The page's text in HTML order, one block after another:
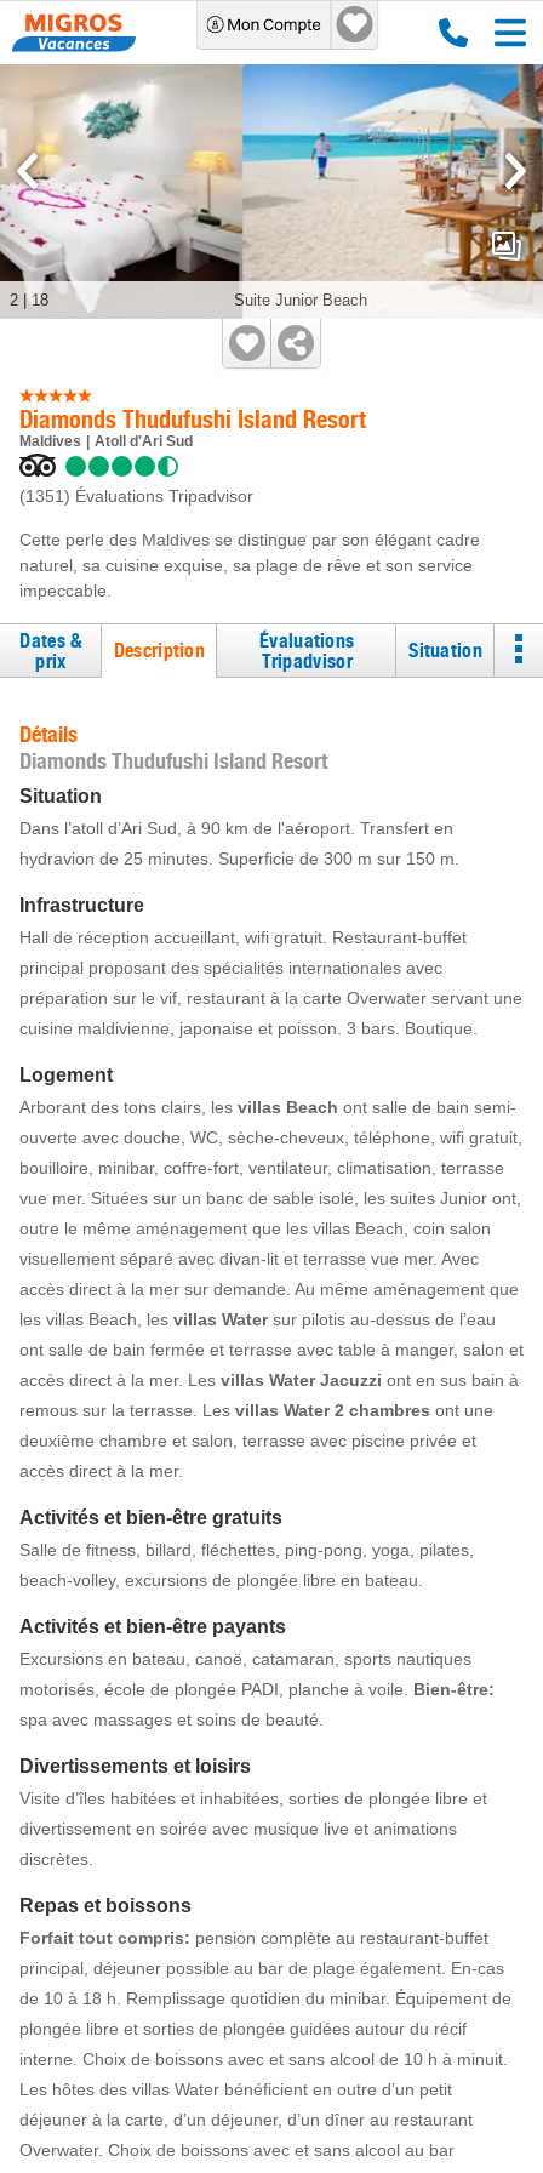
Diamonds Thudufushi Island Resort
Maldives Atoll d'Ari Sud
(1351) Évaluations Tripadvisor
Cette perle des Maldives se distingue par son élégant cadre
naturel, sa cuisine exquise, sa plage de rêve et son service
impeccable.
Suite Junior Beach
2 |18
Dates &
prix
Description
Évaluations
Tripadvisor
Situation
Détails
Diamonds Thudufushi Island Resort
Situation
Dans l’atoll d’Ari Sud, à 90 km de l'aéroport. Transfert en
hydravion de 25 minutes. Superficie de 300 m sur 150 m.
Infrastructure
Hall de réception accueillant, wifi gratuit. Restaurant-buffet
principal proposant des spécialités internationales avec
préparation sur le vif, restaurant à la carte Overwater servant une
cuisine maldivienne, japonaise et poisson. 3 bars. Boutique.
Logement
Arborant des tons clairs, les villas Beach ont salle de bain semi-
ouverte avec douche, WC, sèche-cheveux, téléphone, wifi gratuit,
bouilloire, minibar, coffre-fort, ventilateur, climatisation, terrasse
vue mer. Situées sur un banc de sable isolé, les suites Junior ont,
outre le même aménagement que les villas Beach, coin salon
visuellement séparé avec divan-lit et terrasse vue mer. Avec
accès direct à la mer sur demande. Au même aménagement que
les villas Beach, les villas Watersur pilotis au-dessus de l’eau
ont salle de bain fermée et terrasse avec table à manger, salon et
accès direct à la mer. Les villas Water Jacuzzi ont en sus bain à
remous sur la terrasse. Les villas Water 2 chambres ont une
deuxième chambre et salon, terrasse avec piscine privée et
accès direct à la mer.
Activités et bien-être gratuits
Salle de fitness, billard, fléchettes, ping-pong, yoga, pilates,
beach-volley, excursions de plongée libre en bateau.
Activités et bien-être payants
Excursions en bateau, canoë, catamaran, sports nautiques
motorisés, école de plongée PADI, planche à voile. Bien-être:
spa avec massages et soins de beauté.
Divertissements et loisirs
Visite d’îles habitées et inhabitées, sorties de plongée libre et
divertissement en soirée avec musique live et animations
discrètes.
Repas et boissons
Forfait tout compris: pension complète au restaurant-buffet
principal, déjeuner possible au bar de plage également. En-cas
de 10 à 18 h. Remplissage quotidien du minibar. Équipement de
plongée libre et sorties de plongée guidées autour du récif
interne. Choix de boissons avec et sans alcool de 10 h à minuit.
Les hôtes des villas Water bénéficient en outre d’un petit
déjeuner à la carte, d’un déjeuner, d’un dîner au restaurant
Overwater. Choix de boissons avec et sans alcool au bar